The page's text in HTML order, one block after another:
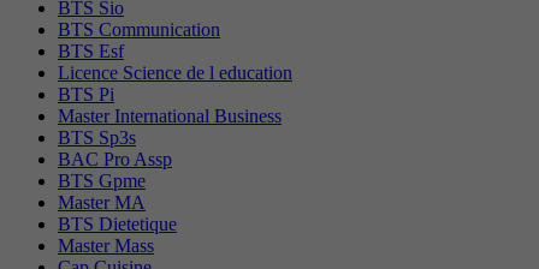
BTS Sio
BTS Communication
BTS Esf
Licence Science de l education
BTS Pi
Master International Business
BTS Sp3s
BAC Pro Assp
BTS Gpme
Master MA
BTS Dietetique
Master Mass